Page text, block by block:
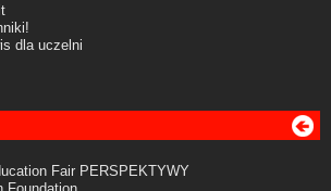
dla uczelni
Fair PERSPEKTYWY